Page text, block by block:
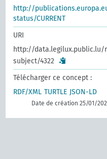
http://
status/CURRENT
URI
http://
subject/4322
Télécharger ce concept :
RDF/XML TURTLE JSON-LD
Date de création 25/01/